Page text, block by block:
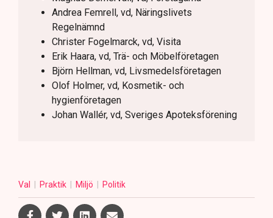
Andrea Femrell, vd, Näringslivets
Regelnämnd
Christer Fogelmarck, vd, Visita
Erik Haara, vd, Trä- och Möbelföretagen
Björn Hellman, vd, Livsmedelsföretagen
Olof Holmer, vd, Kosmetik- och
hygienföretagen
Johan Wallér, vd, Sveriges Apoteksförening
Val Praktik Miljö Politik